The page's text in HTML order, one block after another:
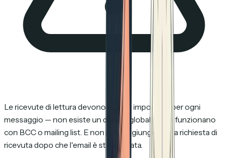
Le ricevute di lettura devono essere impostate per ogni
messaggio — non esiste un default globale. Non funzionano
con BCC o mailing list. E non puoi aggiungere una richiesta di
ricevuta dopo che l'email è stata inviata.